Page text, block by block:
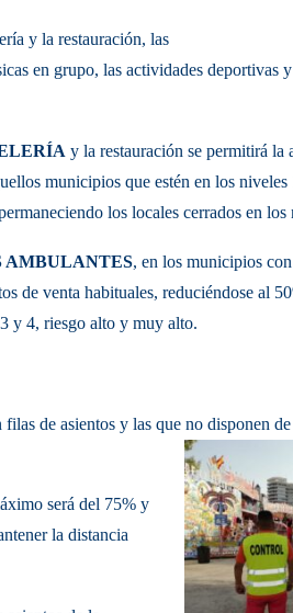
y la restauración, las
en grupo, las actividades deportivas
y la restauración se permitirá la
municipios que estén en los
los locales cerrados en los
AMBULANTES, en los municipios
de venta habituales, reduciéndose al
y 4, riesgo alto y muy alto.
de asientos y las que no disponen
será del 75% y
la distancia